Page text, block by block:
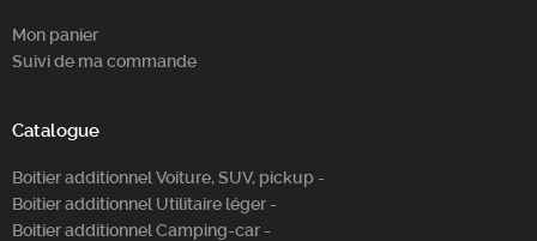
Mon panier
Suivi de ma commande
Catalogue
Boitier additionnel Voiture, SUV, pickup -
Boitier additionnel Utilitaire léger -
Boitier additionnel Camping-car -